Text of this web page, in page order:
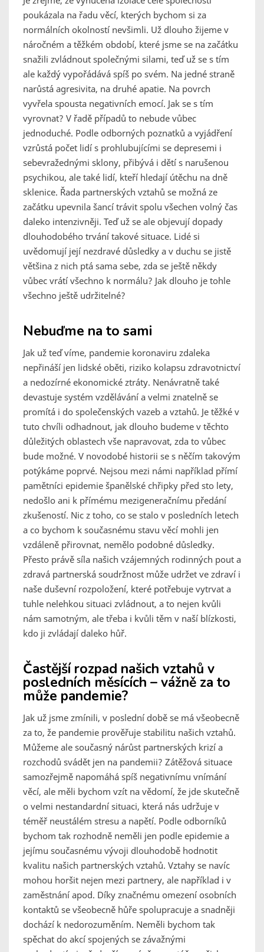
poukázala na řadu věcí, kterých bychom si za
normálních okolností nevšimli. Už dlouho žijeme v
náročném a těžkém období, které jsme se na začátku
snažili zvládnout společnými silami, teď už se s tím
ale každý vypořádává spíš po svém. Na jedné straně
narůstá agresivita, na druhé apatie. Na povrch
vyvřela spousta negativních emocí. Jak se s tím
vyrovnat? V řadě případů to nebude vůbec
jednoduché. Podle odborných poznatků a vyjádření
vzrůstá počet lidí s prohlubujícími se depresemi i
sebevražednými sklony, přibývá i dětí s narušenou
psychikou, ale také lidí, kteří hledají útěchu na dně
sklenice. Řada partnerských vztahů se možná ze
začátku upevnila šancí trávit spolu všechen volný čas
daleko intenzivněji. Teď už se ale objevují dopady
dlouhodobého trvání takové situace. Lidé si
uvědomují její nezdravé důsledky a v duchu se jistě
většina z nich ptá sama sebe, zda se ještě někdy
vůbec vrátí všechno k normálu? Jak dlouho je tohle
všechno ještě udržitelné?
Nebuďme na to sami
Jak už teď víme, pandemie koronaviru zdaleka
nepřináší jen lidské oběti, riziko kolapsu zdravotnictví
a nedozírné ekonomické ztráty. Nenávratně také
devastuje systém vzdělávání a velmi znatelně se
promítá i do společenských vazeb a vztahů. Je těžké v
tuto chvíli odhadnout, jak dlouho budeme v těchto
důležitých oblastech vše napravovat, zda to vůbec
bude možné. V novodobé historii se s něčím takovým
potýkáme poprvé. Nejsou mezi námi například přímí
pamětníci epidemie španělské chřipky před sto lety,
nedošlo ani k přímému mezigeneračnímu předání
zkušeností. Nic z toho, co se stalo v posledních letech
a co bychom k současnému stavu věcí mohli jen
vzdáleně přirovnat, nemělo podobné důsledky.
Přesto právě síla našich vzájemných rodinných pout a
zdravá partnerská soudržnost může udržet ve zdraví i
naše duševní rozpoložení, které potřebuje vytrvat a
tuhle nelehkou situaci zvládnout, a to nejen kvůli
nám samotným, ale třeba i kvůli těm v naší blízkosti,
kdo ji zvládají daleko hůř.
Častější rozpad našich vztahů v
posledních měsících – vážně za to
může pandemie?
Jak už jsme zmínili, v poslední době se má všeobecně
za to, že pandemie prověřuje stabilitu našich vztahů.
Můžeme ale současný nárůst partnerských krizí a
rozchodů svádět jen na pandemii? Zátěžová situace
samozřejmě napomáhá spíš negativnímu vnímání
věcí, ale měli bychom vzít na vědomí, že jde skutečně
o velmi nestandardní situaci, která nás udržuje v
téměř neustálém stresu a napětí. Podle odborníků
bychom tak rozhodně neměli jen podle epidemie a
jejímu současnému vývoji dlouhodobě hodnotit
kvalitu našich partnerských vztahů. Vztahy se navíc
mohou horšit nejen mezi partnery, ale například i v
zaměstnání apod. Díky značnému omezení osobních
kontaktů se všeobecně hůře spolupracuje a snadněji
dochází k nedorozuměním. Neměli bychom tak
spěchat do akcí spojených se závažnými